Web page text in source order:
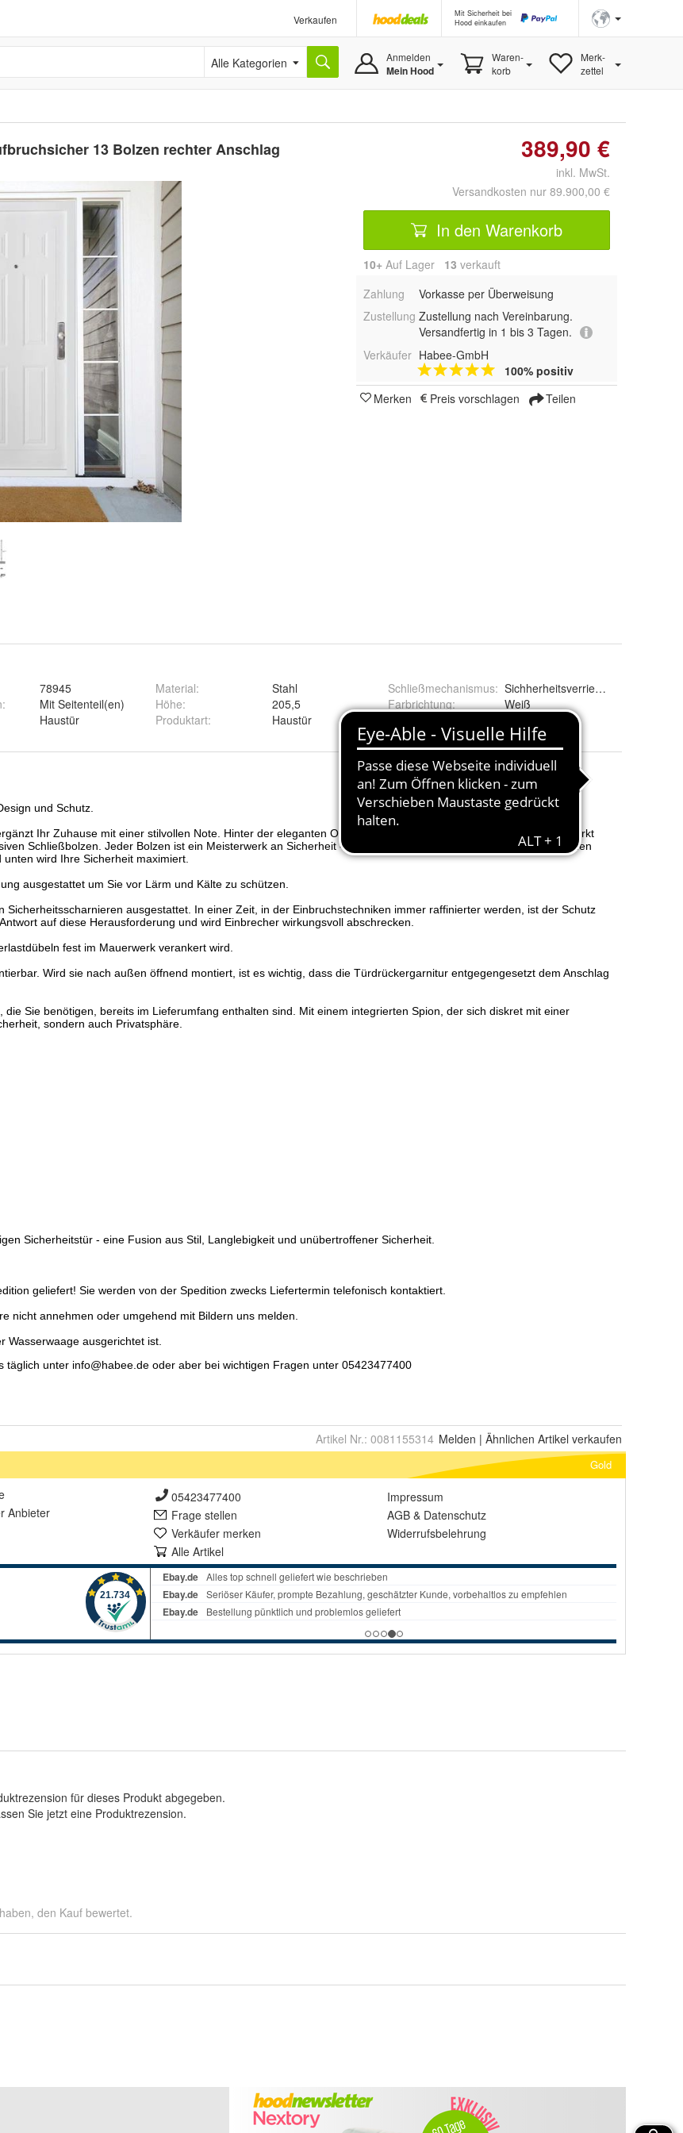
Verkaufen
Mit Sicherheit bei
Hood einkaufen
Alle Kategorien Anmelden
Mein Hood
Waren-
korb
Merk-
zettel
13 Bolzen rechter Anschlag 389,90 €
inkl. MwSt.
Versandkosten nur 89.900,00 €
In den Warenkorb
10+ Auf Lager 13 verkauft
Zahlung
Vorkasse per Überweisung
Zustellung Zustellung nach Vereinbarung.
Versandfertig in 1 bis 3 Tagen.
Verkäufer Habee-GmbH
100% positiv
Merken
Preis vorschlagen Teilen
78945
:
Mit Seitenteil(en)
Haustür
Material:
Stahl
Höhe:
205,5
Produktart: Haustür
Schließmechanismus: Sichherheitsverriegelung
Farbrichtung: Weiß
Artikel Nr.: 0081155314 Melden | Ähnlichen Artikel verkaufen
Gold
Anbieter
05423477400
Frage stellen
Verkäufer merken
Alle Artikel
Impressum
AGB & Datenschutz
Widerrufsbelehrung
für dieses Produkt abgegeben.
Sie jetzt eine Produktrezension.
den Kauf bewertet.